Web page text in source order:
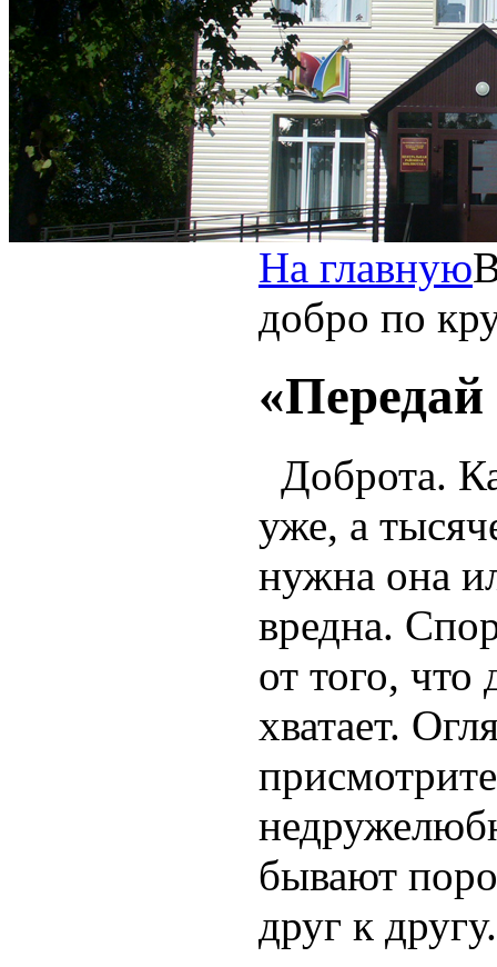
На главную
добро по
«Передай
Доброта.
уже, а
нужна она
вредна.
от того,
хватает.
бывают
друг к другу.